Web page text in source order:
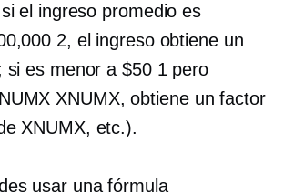
el ingreso promedio es
2, el ingreso obtiene un
si es menor a $50 1 pero
XNUMX, obtiene un factor
XNUMX, etc.).
usar una fórmula